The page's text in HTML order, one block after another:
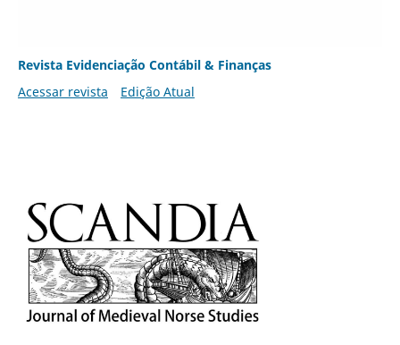
Revista Evidenciação Contábil & Finanças
Acessar revista
Edição Atual